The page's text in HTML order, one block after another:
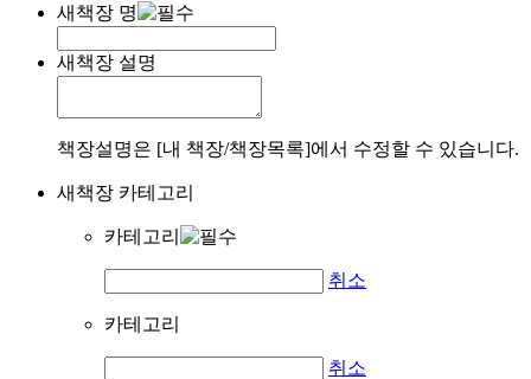
새책장 명
새책장 설명
책장설명은 [내 책장/책장목록]에서 수정할 수 있습니다.
새책장 카테고리
카테고리
취소
카테고리
취소